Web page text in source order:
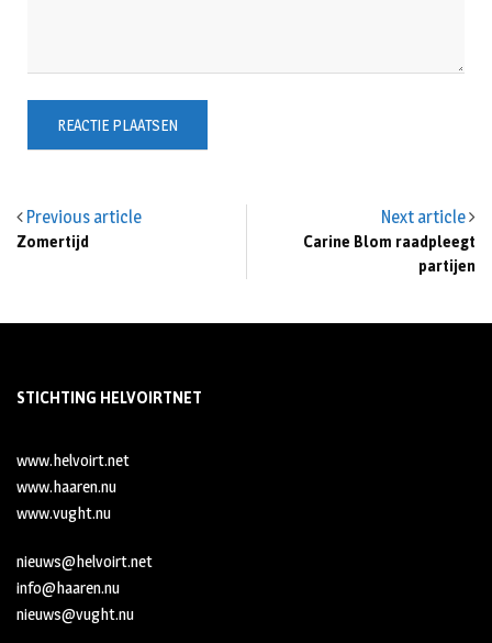
Previous article
Zomertijd
Next article
Carine Blom raadpleegt
partijen
STICHTING HELVOIRTNET
www.helvoirt.net
www.haaren.nu
www.vught.nu
nieuws@helvoirt.net
info@haaren.nu
nieuws@vught.nu